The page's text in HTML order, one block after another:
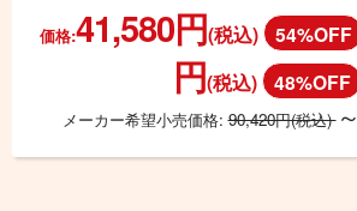
価格:41,580円(税込) 54%OFF
円(税込) 48%OFF
メーカー希望小売価格:90,420円(税込)～